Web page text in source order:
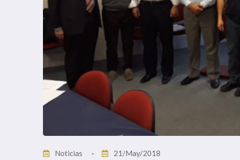
Noticias 21/May/2018